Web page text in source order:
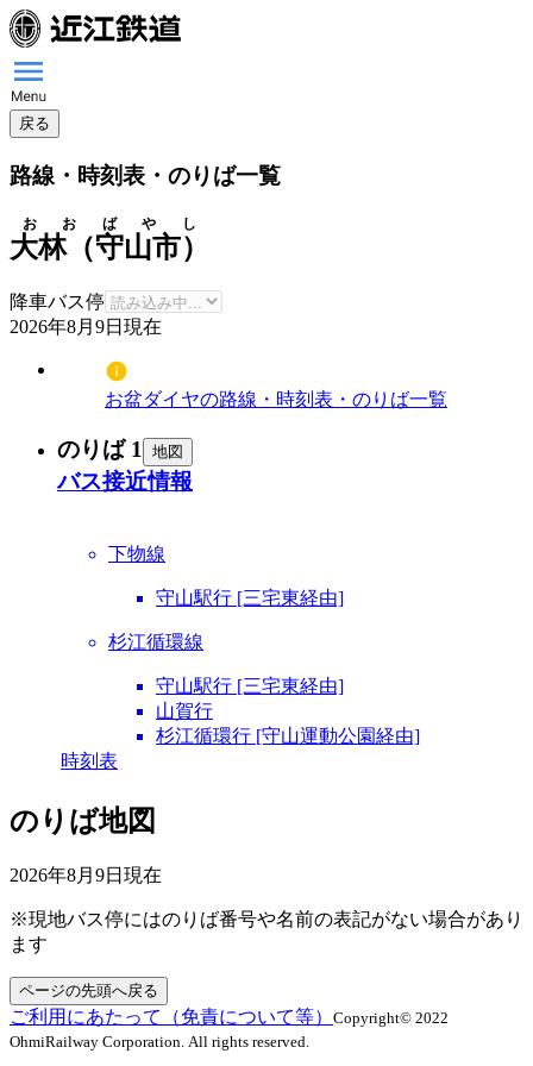
戻る
路線・時刻表・のりば一覧
大林（守山市）
おおばやし
降車バス停
2026年8月9日 現在
お盆ダイヤの路線・時刻表・のりば一覧
のりば 1 地図
バス接近情報
下物線
守山駅行 [三宅東経由]
杉江循環線
守山駅行 [三宅東経由]
山賀行
杉江循環行 [守山運動公園経由]
時刻表
のりば地図
2026年8月9日 現在
※現地バス停にはのりば番号や名前の表記がない場合があり
ます
ページの先頭へ戻る
ご利用にあたって（免責について等） Copyright© 2022
OhmiRailway Corporation. All rights reserved.